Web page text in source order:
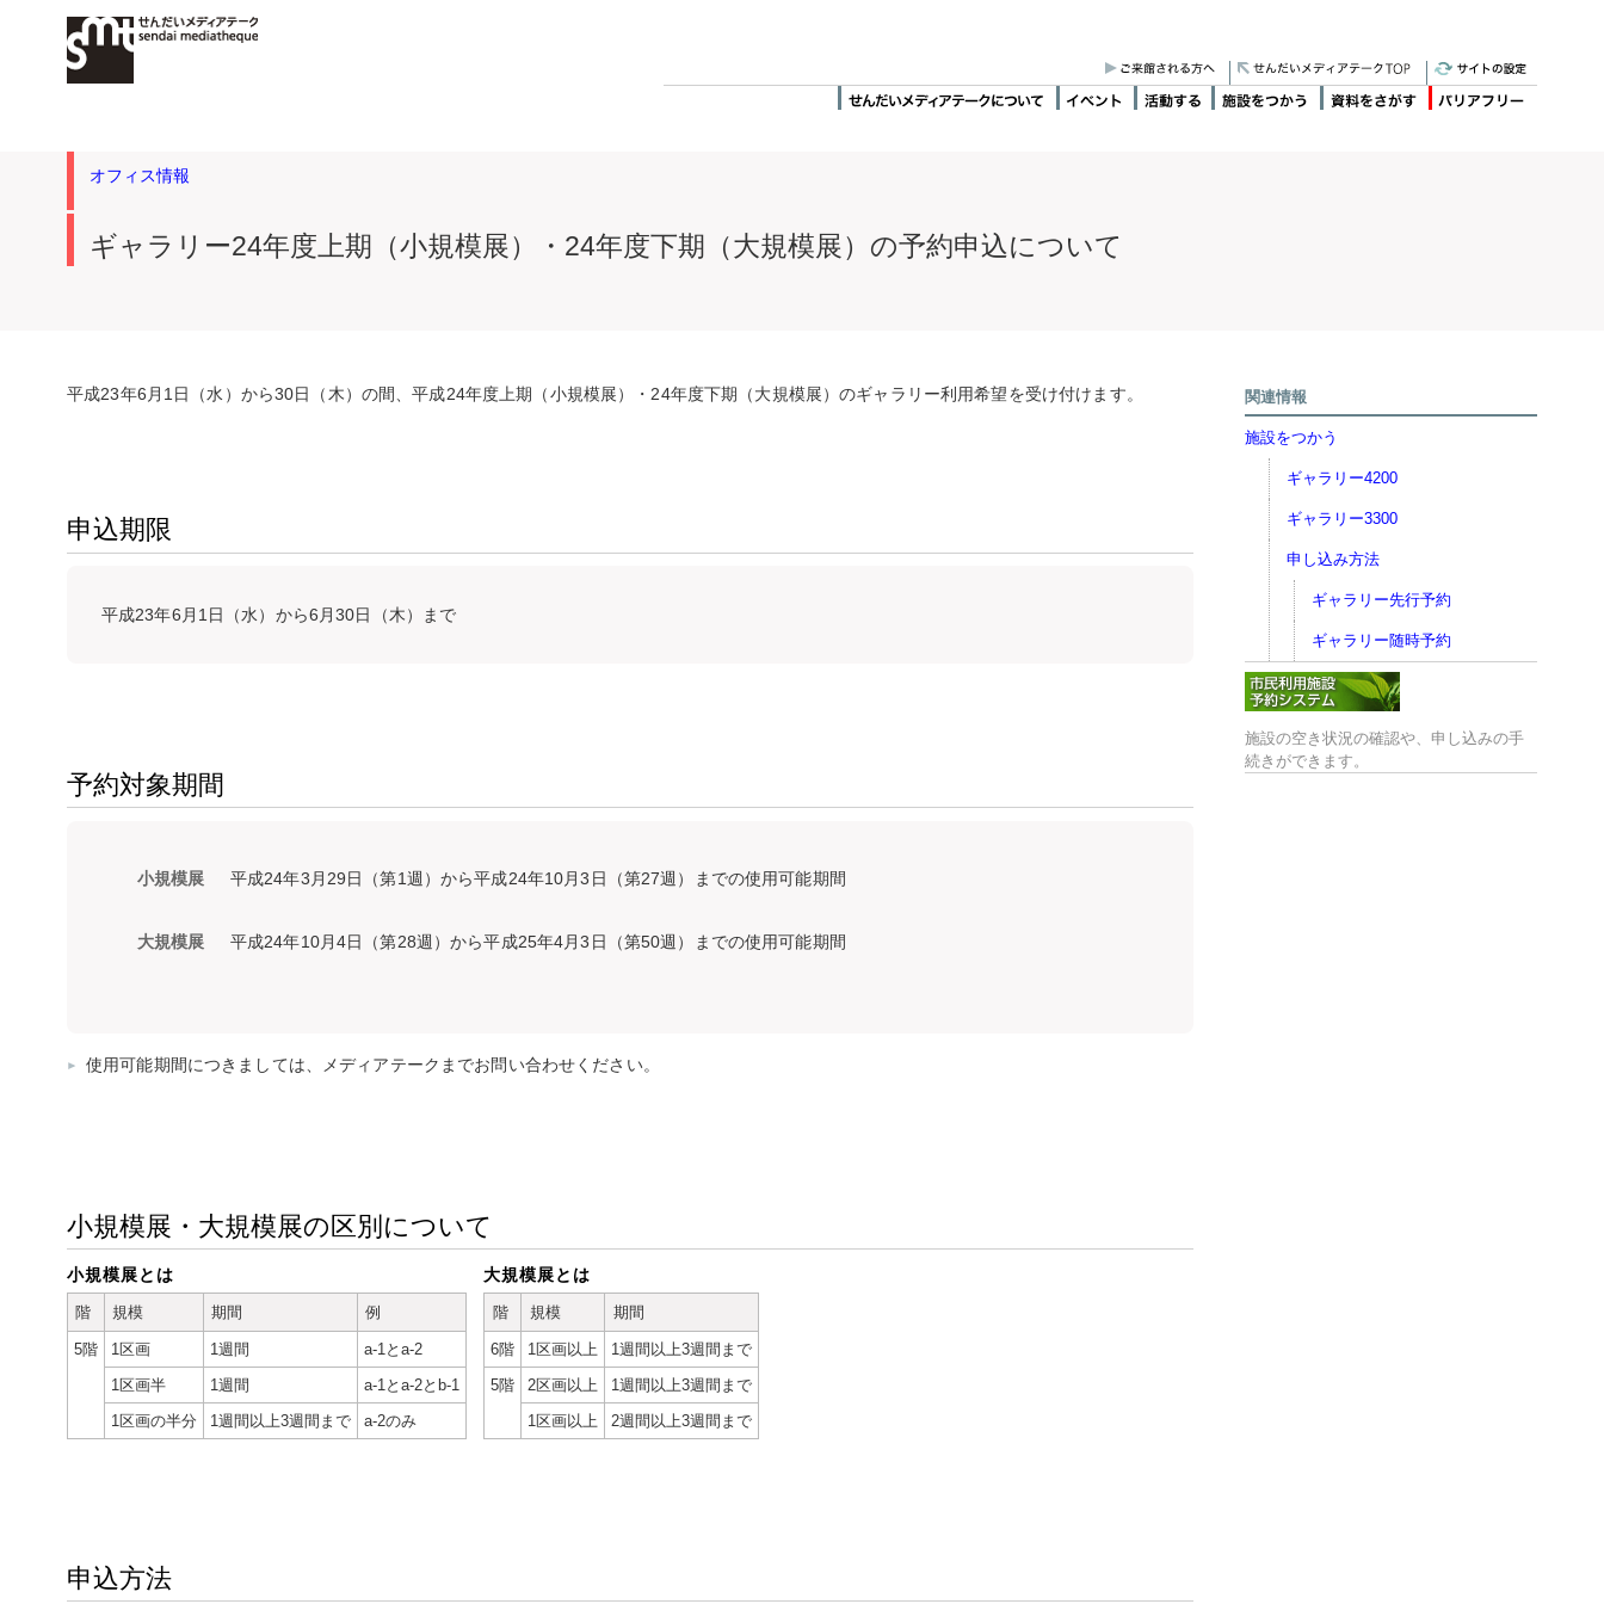
オフィス情報
ギャラリー24年度上期（小規模展）・24年度下期（大規模展）の予約申込について
平成23年6月1日（水）から30日（木）の間、平成24年度上期（小規模展）・24年度下期（大規模展）のギャラリー利用希望を受け付けます。
申込期限
平成23年6月1日（水）から6月30日（木）まで
予約対象期間
小規模展 平成24年3月29日（第1週）から平成24年10月3日（第27週）までの使用可能期間
大規模展 平成24年10月4日（第28週）から平成25年4月3日（第50週）までの使用可能期間
使用可能期間につきましては、メディアテークまでお問い合わせください。
小規模展・大規模展の区別について
小規模展とは
階 規模 期間 例
5階 1区画 1週間
a-1とa-2
1区画半
1週間
a-1とa-2とb-1
1区画の半分
1週間以上3週間まで a-2のみ
大規模展とは
階 規模 期間
6階 1区画以上
1週間以上3週間まで
5階
2区画以上
1週間以上3週間まで
1区画以上
2週間以上3週間まで
申込方法
関連情報
施設をつかう
ギャラリー4200
ギャラリー3300
申し込み方法
ギャラリー先行予約
ギャラリー随時予約
施設の空き状況の確認や、申し込みの手
続きができます。